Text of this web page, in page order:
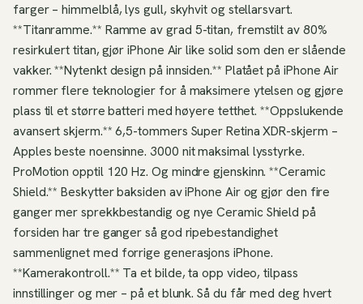
farger – himmelblå, lys gull, skyhvit og stellarsvart.
**Titanramme.** Ramme av grad 5-titan, fremstilt av 80%
resirkulert titan, gjør iPhone Air like solid som den er slående
vakker. **Nytenkt design på innsiden.** Platået på iPhone Air
rommer flere teknologier for å maksimere ytelsen og gjøre
plass til et større batteri med høyere tetthet. **Oppslukende
avansert skjerm.** 6,5-tommers Super Retina XDR-skjerm –
Apples beste noensinne. 3000 nit maksimal lysstyrke.
ProMotion opptil 120 Hz. Og mindre gjenskinn. **Ceramic
Shield.** Beskytter baksiden av iPhone Air og gjør den fire
ganger mer sprekkbestandig og nye Ceramic Shield på
forsiden har tre ganger så god ripebestandighet
sammenlignet med forrige generasjons iPhone.
**Kamerakontroll.** Ta et bilde, ta opp video, tilpass
innstillinger og mer – på et blunk. Så du får med deg hvert